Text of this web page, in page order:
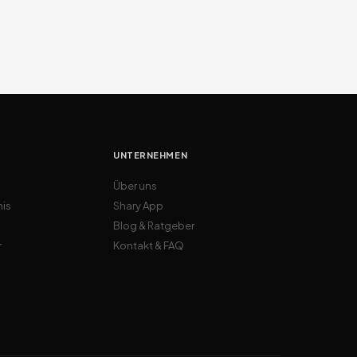
UNTERNEHMEN
Über uns
Shary App
Blog & Ratgeber
Kontakt & FAQ